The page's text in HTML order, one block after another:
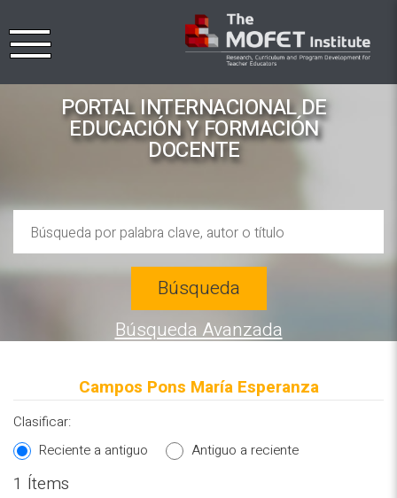
PORTAL INTERNACIONAL DE
EDUCACIÓN Y FORMACIÓN
DOCENTE
Búsqueda
Búsqueda Avanzada
Campos Pons María Esperanza
Clasificar:
Reciente a antiguo
Antiguo a reciente
1 Ítems